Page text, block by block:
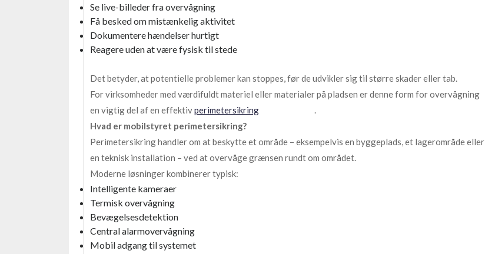
Se live-billeder fra overvågning
Få besked om mistænkelig aktivitet
Dokumentere hændelser hurtigt
Reagere uden at være fysisk til stede
Det betyder, at potentielle problemer kan stoppes, før de udvikler sig til større skader eller tab.
For virksomheder med værdifuldt materiel eller materialer på pladsen er denne form for overvågning
en vigtig del af en effektivperimetersikring
.
Hvad er mobilstyret perimetersikring?
Perimetersikring handler om at beskytte et område – eksempelvis en byggeplads, et lagerområde eller
en teknisk installation – ved at overvåge grænsen rundt om området.
Moderne løsninger kombinerer typisk:
Intelligente kameraer
Termisk overvågning
Bevægelsesdetektion
Central alarmovervågning
Mobil adgang til systemet